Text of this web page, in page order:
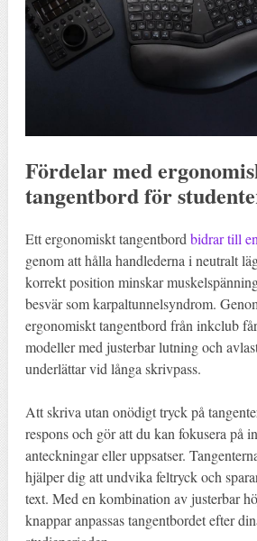
Fördelar med
tangentbord för
Ett ergonomiskt tangentbord bidrar till
genom att hålla handlederna i neutralt
korrekt position minskar
besvär som karpaltunnelsyndrom.
ergonomiskt tangentbord från inkclub
modeller med justerbar lutning och
underlättar vid långa skrivpass.
Att skriva utan onödigt tryck på
respons och gör att du kan fokusera på
anteckningar eller uppsatser.
hjälper dig att undvika feltryck och
text. Med en kombination av justerbar
knappar anpassas tangentbordet efter